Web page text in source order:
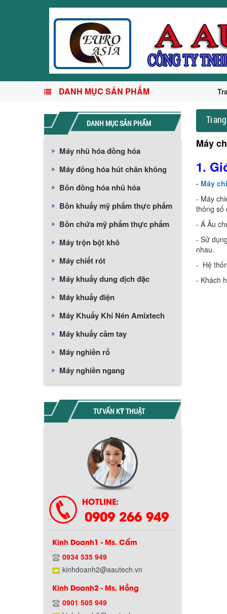
DANH MỤC SẢN PHẨM
DANH MỤC SẢN PHẨM
Máy nhũ hóa đồng hóa
Máy đồng hóa hút chân không
Bồn đồng hóa nhũ hóa
Bồn khuấy mỹ phẩm thực phẩm
Bồn chứa mỹ phẩm thực phẩm
Máy trộn bột khô
Máy chiết rót
Máy khuấy dung dịch đặc
Máy khuấy điện
Máy Khuấy Khí Nén Amixtech
Máy khuấy cầm tay
Máy nghiền rổ
Máy nghiền ngang
TƯ VẤN KỸ THUẬT
HOTLINE:
0909 266 949
Kinh Doanh1 - Ms. Cẩm
0934 535 949
kinhdoanh2@aautech.vn
Kinh Doanh2 - Ms. Hồng
0901 505 949
Chính sách bảo hành
Chính sách giao hàng
Máy
1.
- Máy
- Máy
thông số
- Á Âu
- Sử
nhau.
- Hệ
- Khách